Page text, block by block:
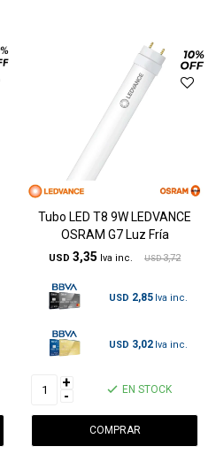
Tubo LED T8 9W LEDVANCE
OSRAM G7 Luz Fría
USD 3,35 USD 3,72
USD 2,85
USD 3,02
+
- EN STOCK